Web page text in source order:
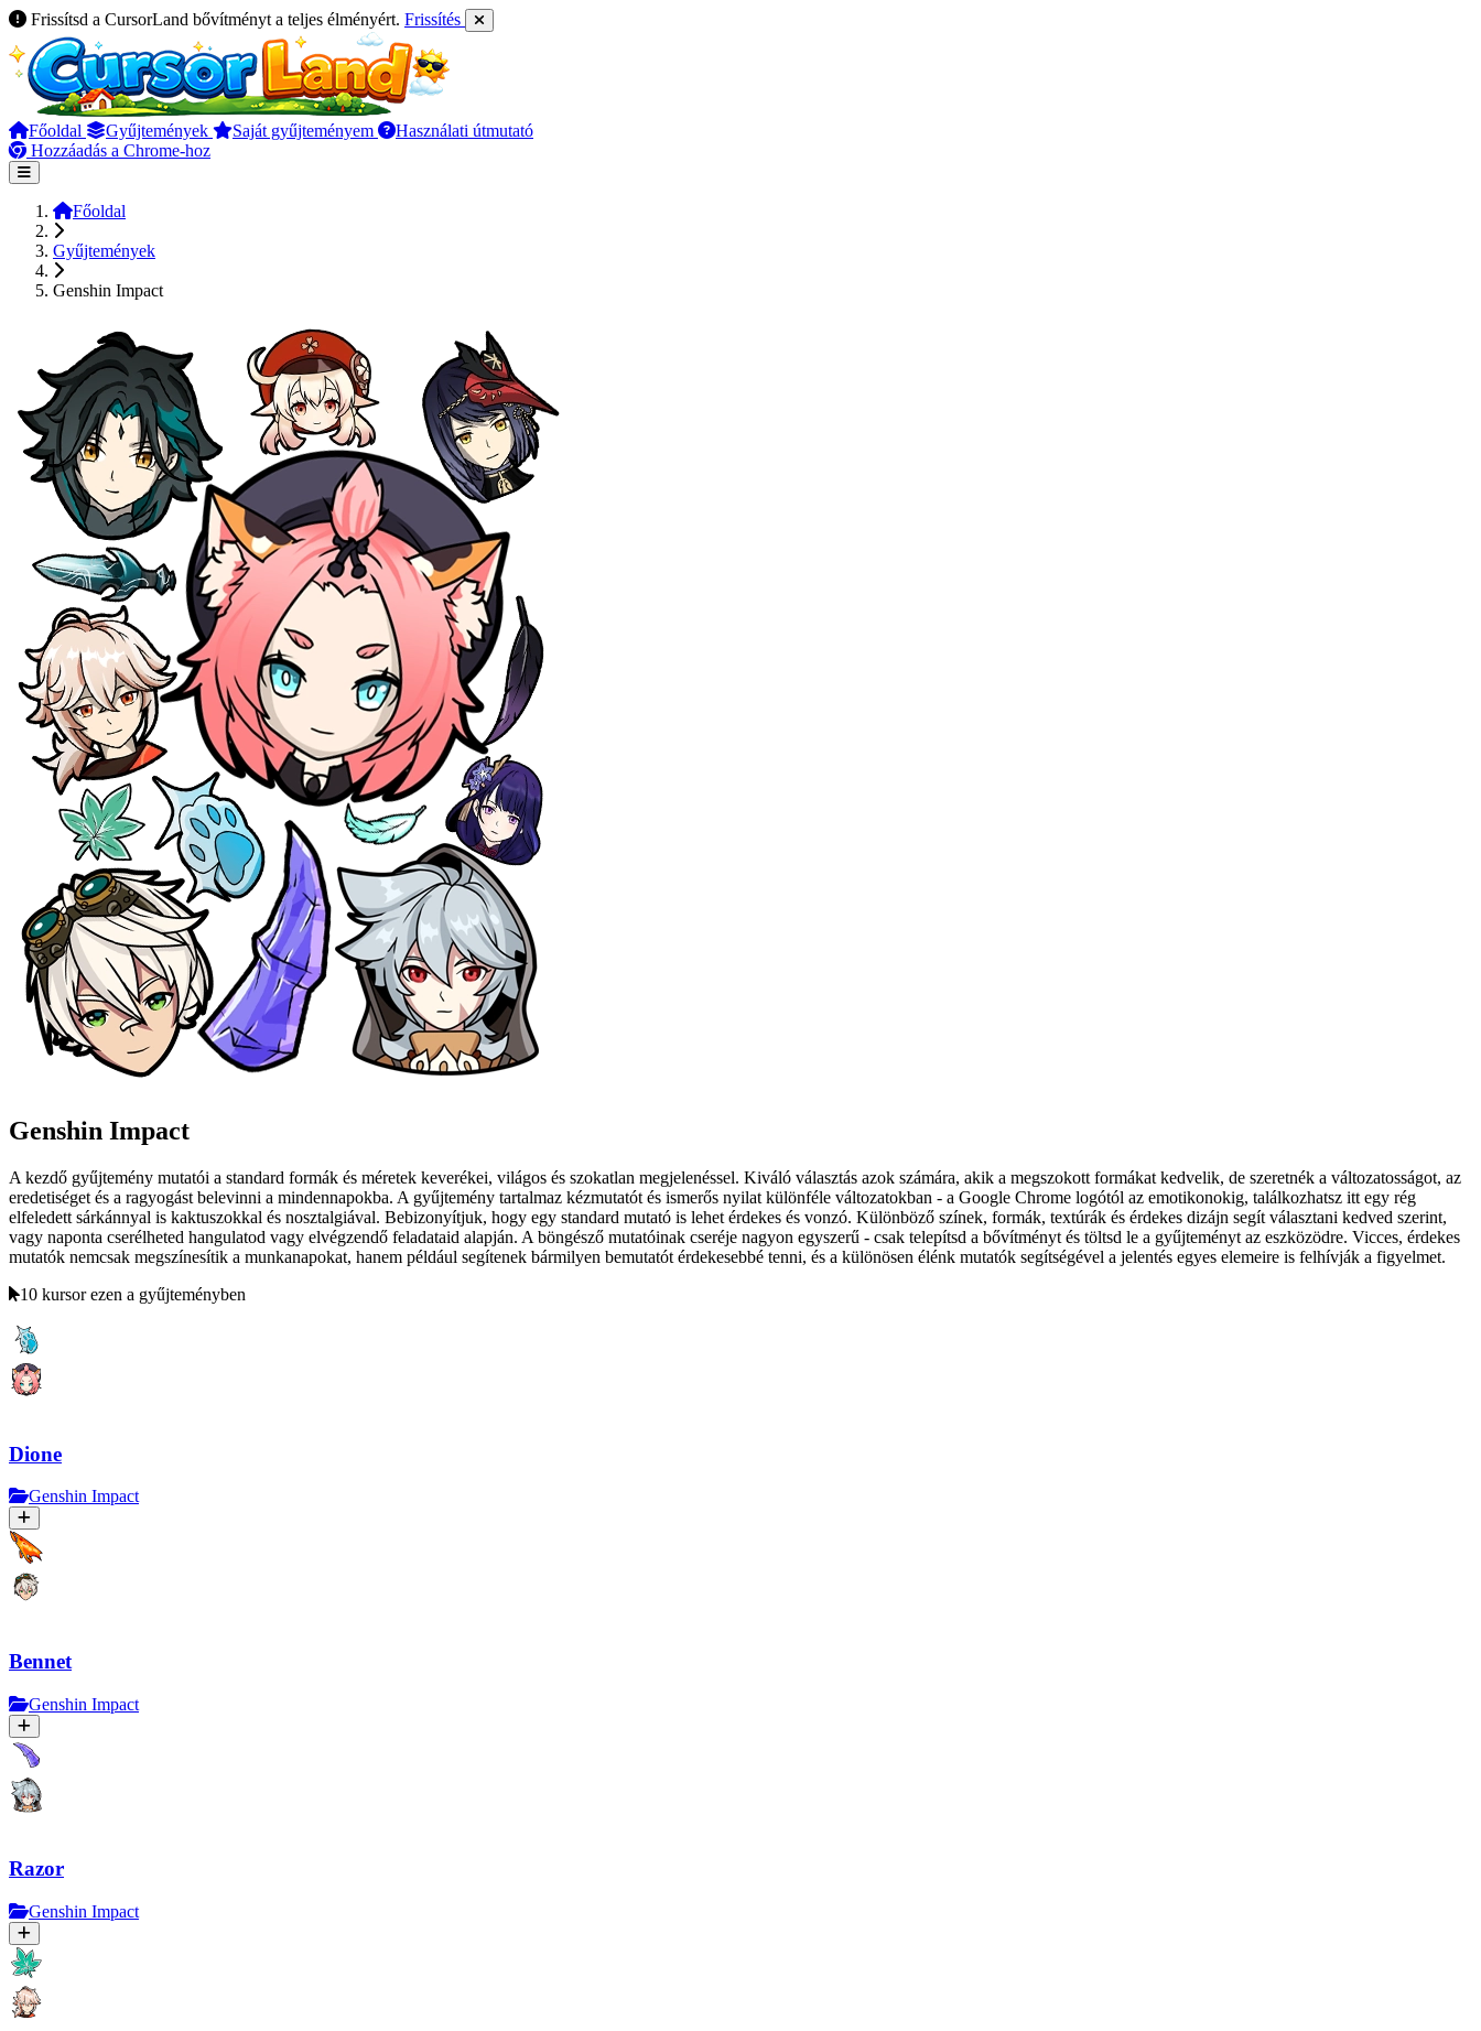
Frissítsd a CursorLand bővítményt a teljes élményért. Frissítés
Főoldal Gyűjtemények Saját gyűjteményem
Használati útmutató
Hozzáadás a Chrome-hoz
Főoldal
Gyűjtemények
Genshin Impact
Genshin Impact
A kezdő gyűjtemény mutatói a standard formák és méretek keverékei, világos és szokatlan megjelenéssel. Kiváló választás azok számára, akik a megszokott formákat kedvelik, de szeretnék a változatosságot, az
eredetiséget és a ragyogást belevinni a mindennapokba. A gyűjtemény tartalmaz kézmutatót és ismerős nyilat különféle változatokban - a Google Chrome logótól az emotikonokig, találkozhatsz itt egy rég
elfeledett sárkánnyal is kaktuszokkal és nosztalgiával. Bebizonyítjuk, hogy egy standard mutató is lehet érdekes és vonzó. Különböző színek, formák, textúrák és érdekes dizájn segít választani kedved szerint,
vagy naponta cserélheted hangulatod vagy elvégzendő feladataid alapján. A böngésző mutatóinak cseréje nagyon egyszerű - csak telepítsd a bővítményt és töltsd le a gyűjteményt az eszközödre. Vicces, érdekes
mutatók nemcsak megszínesítik a munkanapokat, hanem például segítenek bármilyen bemutatót érdekesebbé tenni, és a különösen élénk mutatók segítségével a jelentés egyes elemeire is felhívják a figyelmet.
10 kursor ezen a gyűjteményben
Dione
Genshin Impact
Bennet
Genshin Impact
Razor
Genshin Impact